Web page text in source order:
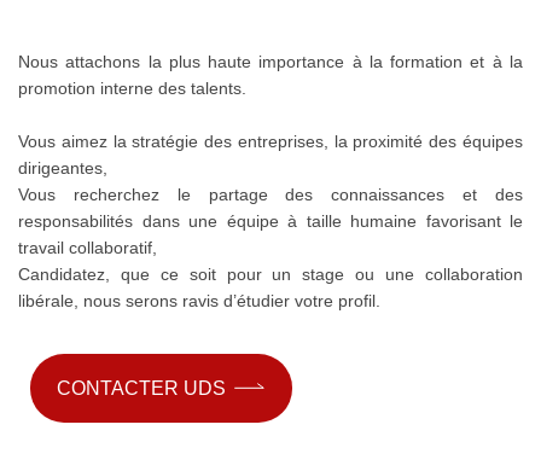
Nous attachons la plus haute importance à la formation et à la
promotion interne des talents.
Vous aimez la stratégie des entreprises, la proximité des équipes
dirigeantes,
Vous recherchez le partage des connaissances et des
responsabilités dans une équipe à taille humaine favorisant le
travail collaboratif,
Candidatez, que ce soit pour un stage ou une collaboration
libérale, nous serons ravis d’étudier votre profil.
CONTACTER UDS